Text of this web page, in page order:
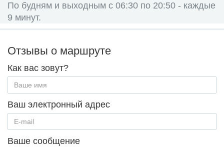
По будням и выходным с 06:30 по 20:50 - каждые
9 минут.
Отзывы о маршруте
Как вас зовут?
Ваш электронный адрес
Ваше сообщение